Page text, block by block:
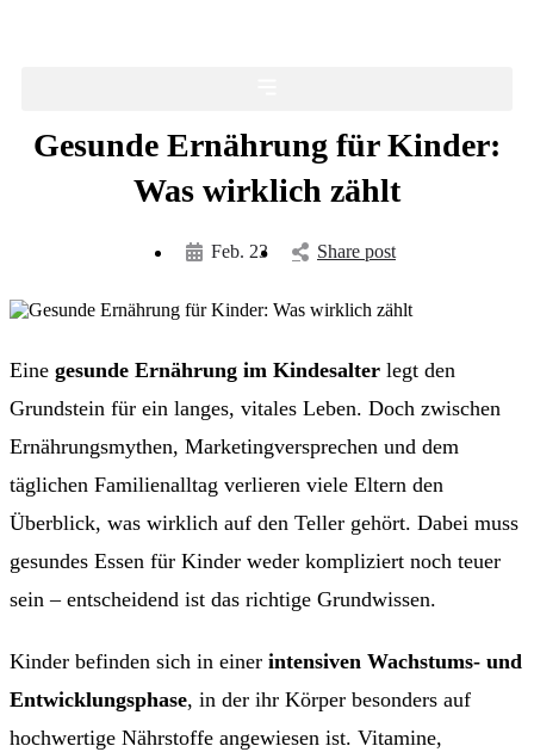
Gesunde Ernährung für Kinder:
Was wirklich zählt
Feb. 23 Share post
Eine gesunde Ernährung im Kindesalter legt den
Grundstein für ein langes, vitales Leben. Doch zwischen
Ernährungsmythen, Marketingversprechen und dem
täglichen Familienalltag verlieren viele Eltern den
Überblick, was wirklich auf den Teller gehört. Dabei muss
gesundes Essen für Kinder weder kompliziert noch teuer
sein – entscheidend ist das richtige Grundwissen.
Kinder befinden sich in einer intensiven Wachstums- und
Entwicklungsphase, in der ihr Körper besonders auf
hochwertige Nährstoffe angewiesen ist. Vitamine,